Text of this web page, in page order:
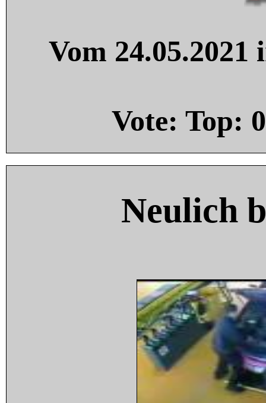
Vom
Vote: Top: 0
Neulich